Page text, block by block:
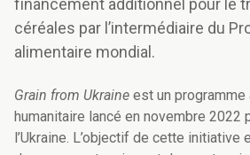
financement additionnel pour le
céréales par l’intermédiaire du
alimentaire mondial.
Grain from Ukraine est un programme
humanitaire lancé en novembre 2022
l’Ukraine. L’objectif de cette